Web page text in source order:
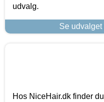
udvalg.
Se
Hos NiceHair.dk finder